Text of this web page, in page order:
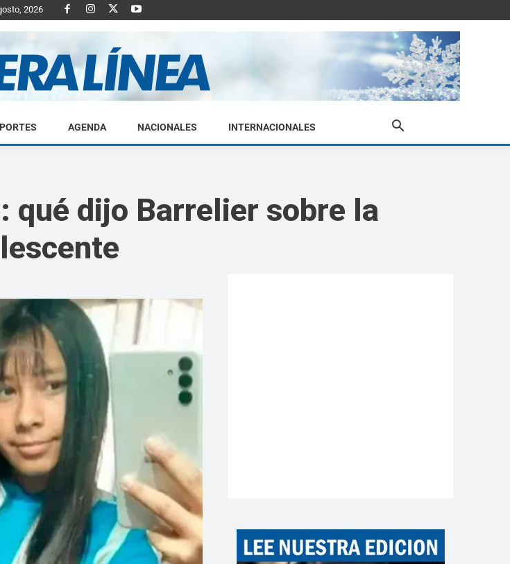
2026
Diario
Linea
AGENDA NACIONALES INTERNACIONALES
qué dijo Barrelier sobre la